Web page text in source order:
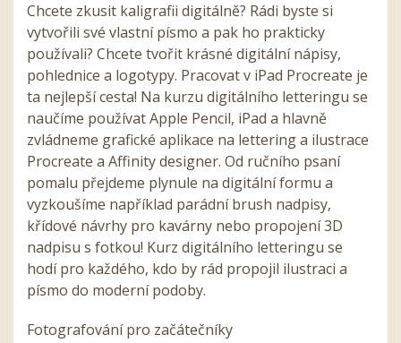
Chcete zkusit kaligrafii digitálně? Rádi byste si
vytvořili své vlastní písmo a pak ho prakticky
používali? Chcete tvořit krásné digitální nápisy,
pohlednice a logotypy. Pracovat v iPad Procreate je
ta nejlepší cesta! Na kurzu digitálního letteringu se
naučíme používat Apple Pencil, iPad a hlavně
zvládneme grafické aplikace na lettering a ilustrace
Procreate a Affinity designer. Od ručního psaní
pomalu přejdeme plynule na digitální formu a
vyzkoušíme například parádní brush nadpisy,
křídové návrhy pro kavárny nebo propojení 3D
nadpisu s fotkou! Kurz digitálního letteringu se
hodí pro každého, kdo by rád propojil ilustraci a
písmo do moderní podoby.
Fotografování pro začátečníky